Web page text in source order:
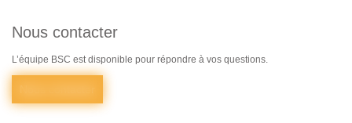
Nous contacter
L’équipe BSC est disponible pour répondre à vos questions.